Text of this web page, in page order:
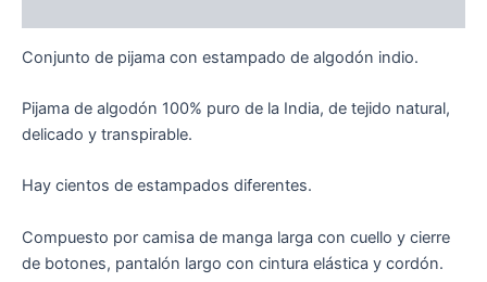
Conjunto de pijama con estampado de algodón indio.
Pijama de algodón 100% puro de la India, de tejido natural,
delicado y transpirable.
Hay cientos de estampados diferentes.
Compuesto por camisa de manga larga con cuello y cierre
de botones, pantalón largo con cintura elástica y cordón.